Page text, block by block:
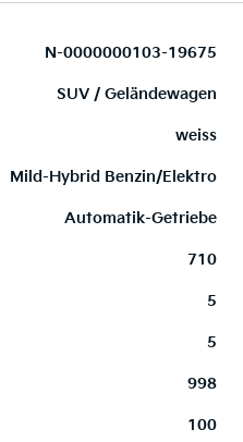
N-0000000103-19675
SUV / Geländewagen
weiss
Mild-Hybrid Benzin/Elektro
Automatik-Getriebe
710
5
5
998
100